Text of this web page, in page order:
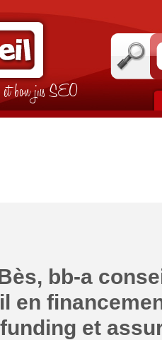
et bon jus SEO
bb-a
en
et